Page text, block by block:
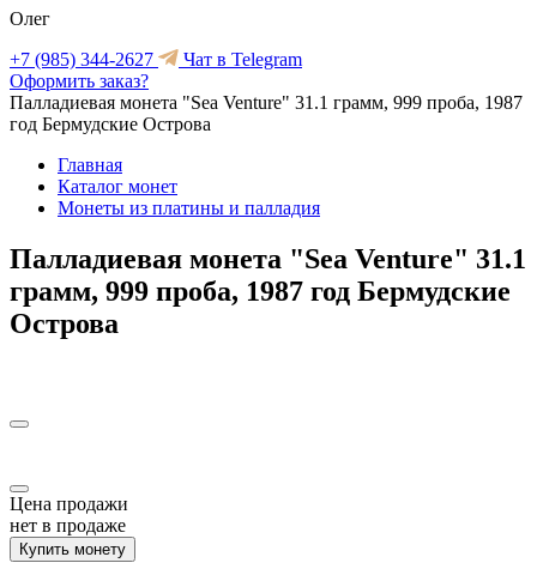
Олег
+7 (985) 344-2627
Чат в Telegram
Оформить заказ?
Палладиевая монета "Sea Venture" 31.1 грамм, 999 проба, 1987
год Бермудские Острова
Главная
Каталог монет
Монеты из платины и палладия
Палладиевая монета "Sea Venture" 31.1
грамм, 999 проба, 1987 год Бермудские
Острова
Цена продажи
нет в продаже
Купить монету